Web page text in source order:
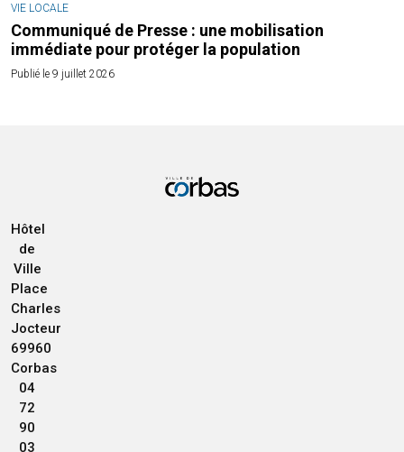
VIE LOCALE
Communiqué de Presse : une mobilisation
immédiate pour protéger la population
Publié le 9 juillet 2026
Hôtel
de
Ville
Place
Charles
Jocteur
69960
Corbas
04
72
90
03